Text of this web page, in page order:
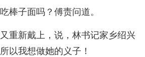
棒子面吗？傅责问道。
重新戴上，说，林书记家乡绍兴
以我想做她的义子！